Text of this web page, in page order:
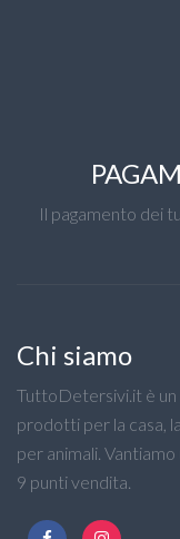
Il pagamento dei
Chi siamo
TuttoDetersivi.it è un
prodotti per la casa,
per animali.
9 punti vendita.